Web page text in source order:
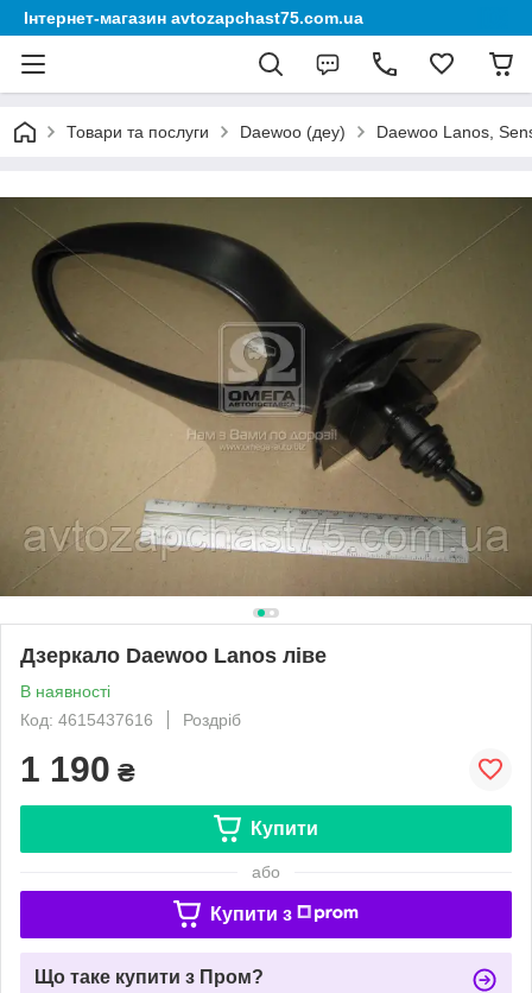
Інтернет-магазин avtozapchast75.com.ua
Товари та послуги Daewoo (деу) Daewoo Lanos,
Дзеркало Daewoo Lanos ліве
В наявності
Код: 4615437616
Роздріб
1 190 ₴
Купити
або
Купити з
Що таке купити з Пром?